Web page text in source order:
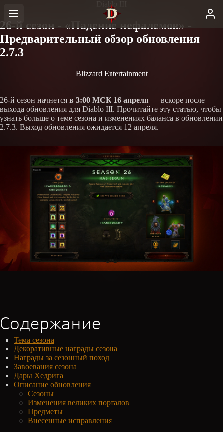
Diablo III
26-й сезон - «Падение нефалемов» -
Предварительный обзор обновления
2.7.3
Blizzard Entertainment
26-й сезон начнется в 3:00 МСК 16 апреля — вскоре после
выхода обновления для Diablo III. Прочитайте эту статью, чтобы
узнать больше о теме сезона и изменениях баланса в обновлении
2.7.3. Выход обновления ожидается 12 апреля.
Содержание
Тема сезона
Декоративные награды сезона
Награды за сезонный поход
Завоевания сезона
Дары Хедрига
Описание обновления
Сезоны
Изменения великих порталов
Предметы
Внесенные исправления